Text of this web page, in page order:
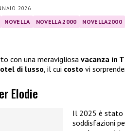
2026
NOVELLA NOVELLA 2000 NOVELLA2000
con una meravigliosa vacanza in
di lusso , il cui costo vi
Elodie
Il 2025 è stato
soddisfazioni